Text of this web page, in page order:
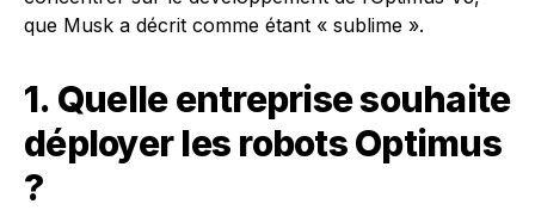
que Musk a décrit comme étant « sublime ».
1. Quelle entreprise souhaite
déployer les robots Optimus
?